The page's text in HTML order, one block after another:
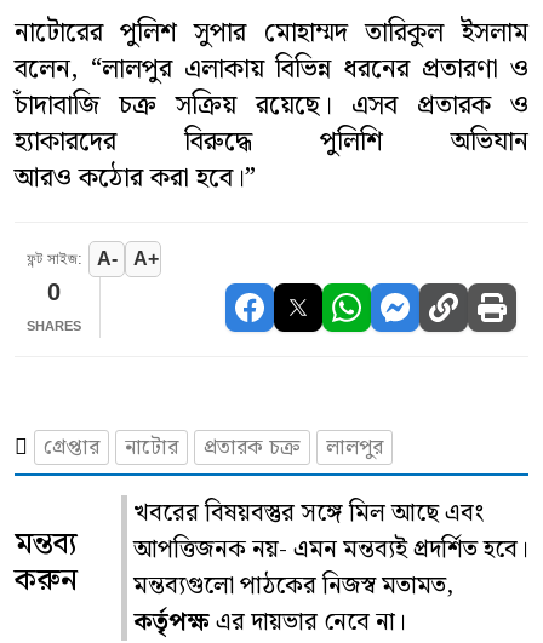
নাটোরের পুলিশ সুপার মোহাম্মদ তারিকুল ইসলাম
বলেন, “লালপুর এলাকায় বিভিন্ন ধরনের প্রতারণা ও
চাঁদাবাজি চক্র সক্রিয় রয়েছে। এসব প্রতারক ও
হ্যাকারদের বিরুদ্ধে পুলিশি অভিযান
আরও কঠোর করা হবে।”
ফন্ট সাইজ: A- A+
0
SHARES
গ্রেপ্তার নাটোর প্রতারক চক্র লালপুর
মন্তব্য
করুন
খবরের বিষয়বস্তুর সঙ্গে মিল আছে এবং
আপত্তিজনক নয়- এমন মন্তব্যই প্রদর্শিত হবে।
মন্তব্যগুলো পাঠকের নিজস্ব মতামত,
কর্তৃপক্ষএর দায়ভার নেবে না।